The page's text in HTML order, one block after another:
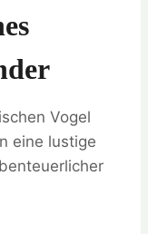
Vogel
eine lustige